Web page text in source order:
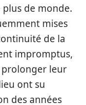
de monde.
mises
de la
impromptus,
leur
ont su
des années